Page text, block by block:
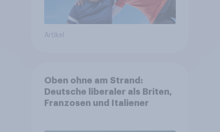
Artikel
Oben ohne am Strand:
Deutsche liberaler als Briten,
Franzosen und Italiener